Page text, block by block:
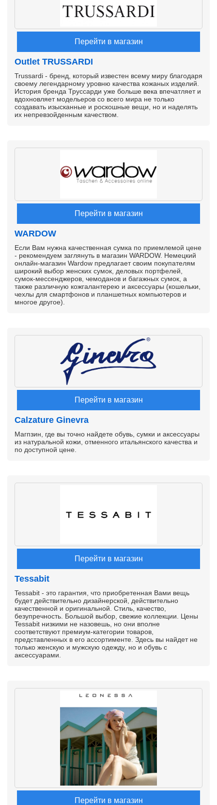
Перейти в магазин
Outlet TRUSSARDI
Trussardi - бренд, который известен всему миру благодаря
своему легендарному уровню качества кожаных изделий.
История бренда Труссарди уже больше века впечатляет и
вдохновляет модельеров со всего мира не только
создавать изысканные и роскошные вещи, но и наделять
их непревзойденным качеством.
Перейти в магазин
WARDOW
Если Вам нужна качественная сумка по приемлемой цене
- рекомендуем заглянуть в магазин WARDOW. Немецкий
онлайн-магазин Wardow предлагает своим покупателям
широкий выбор женских сумок, деловых портфелей,
сумок-мессенджеров, чемоданов и багажных сумок, а
также различную кожгалантерею и аксессуары (кошельки,
чехлы для смартфонов и планшетных компьютеров и
многое другое).
Перейти в магазин
Calzature Ginevra
Магпзин, где вы точно найдете обувь, сумки и аксессуары
из натуральной кожи, отменного итальянского качества и
по доступной цене.
Перейти в магазин
Tessabit
Tessabit - это гарантия, что приобретенная Вами вещь
будет действительно дизайнерской, действительно
качественной и оригинальной. Стиль, качество,
безупречность. Большой выбор, свежие коллекции. Цены
Tessabit низкими не назовешь, но они вполне
соответствуют премиум-категории товаров,
представленных в его ассортименте. Здесь вы найдет не
только женскую и мужскую одежду, но и обувь с
аксессуарами.
Перейти в магазин